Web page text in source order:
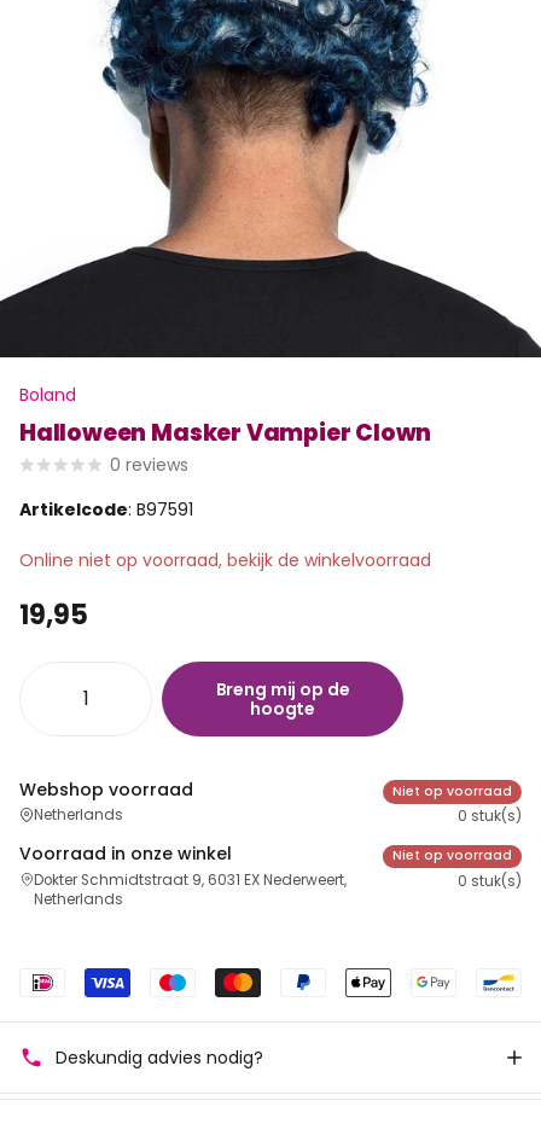
Boland
Halloween Masker Vampier Clown
0 reviews
Artikelcode: B97591
Online niet op voorraad, bekijk de winkelvoorraad
19,95
Breng mij op de
hoogte
Webshop voorraad
Netherlands
Niet op voorraad
0 stuk(s)
Voorraad in onze winkel
Dokter Schmidtstraat 9, 6031 EX Nederweert,
Netherlands
Niet op voorraad
0 stuk(s)
Deskundig advies nodig?